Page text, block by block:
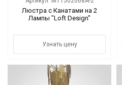
Люстра с Канатами на 2
Лампы "Loft Design"
Узнать цену